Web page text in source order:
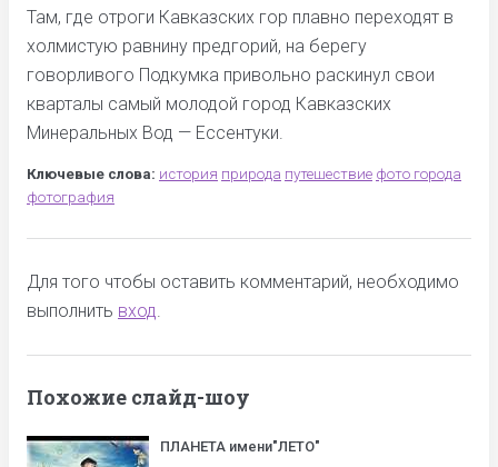
Там, где отроги Кавказских гор плавно переходят в
холмистую равнину предгорий, на берегу
говорливого Подкумка привольно раскинул свои
кварталы самый молодой город Кавказских
Минеральных Вод — Ессентуки.
Ключевые слова: история природа путешествие фото города
фотография
Для того чтобы оставить комментарий, необходимо
выполнить вход.
Похожие слайд-шоу
ПЛАНЕТА имени"ЛЕТО"